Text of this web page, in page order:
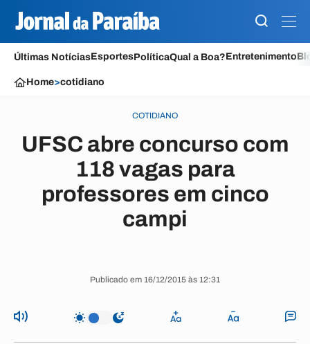
Últimas NotíciasEsportesPolíticaQual a Boa?Entretenimento
Home>cotidiano
COTIDIANO
UFSC abre concurso com
118 vagas para
professores em cinco
campi
Publicado em 16/12/2015 às 12:31